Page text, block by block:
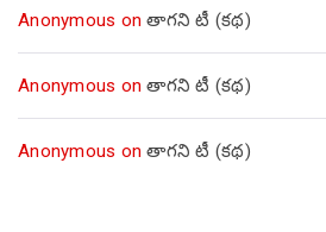
Anonymous onతాగని టీ (కథ)
Anonymous onతాగని టీ (కథ)
Anonymous onతాగని టీ (కథ)